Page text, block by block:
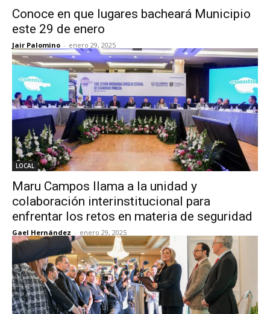
Conoce en que lugares bacheará Municipio
este 29 de enero
Jair Palomino - enero 29, 2025
LOCAL
Maru Campos llama a la unidad y
colaboración interinstitucional para
enfrentar los retos en materia de seguridad
Gael Hernández - enero 29, 2025